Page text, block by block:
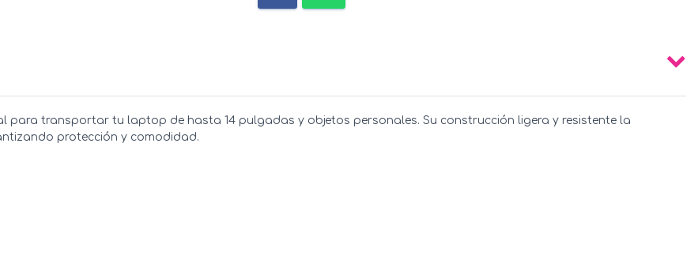
para transportar tu laptop de hasta 14 pulgadas y objetos personales. Su construcción ligera y resistente la
protección y comodidad.